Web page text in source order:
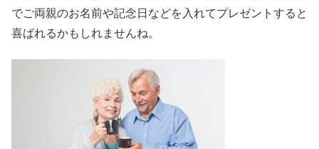
でご両親のお名前や記念日などを入れてプレゼントすると
喜ばれるかもしれませんね。